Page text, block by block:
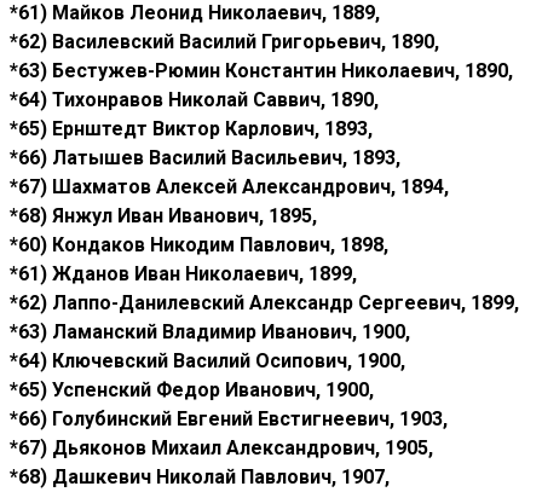
*61) Майков Леонид Николаевич, 1889,
*62) Василевский Василий Григорьевич, 1890,
*63) Бестужев-Рюмин Константин Николаевич, 1890,
*64) Тихонравов Николай Саввич, 1890,
*65) Ернштедт Виктор Карлович, 1893,
*66) Латышев Василий Васильевич, 1893,
*67) Шахматов Алексей Александрович, 1894,
*68) Янжул Иван Иванович, 1895,
*60) Кондаков Никодим Павлович, 1898,
*61) Жданов Иван Николаевич, 1899,
*62) Лаппо-Данилевский Александр Сергеевич, 1899,
*63) Ламанский Владимир Иванович, 1900,
*64) Ключевский Василий Осипович, 1900,
*65) Успенский Федор Иванович, 1900,
*66) Голубинский Евгений Евстигнеевич, 1903,
*67) Дьяконов Михаил Александрович, 1905,
*68) Дашкевич Николай Павлович, 1907,